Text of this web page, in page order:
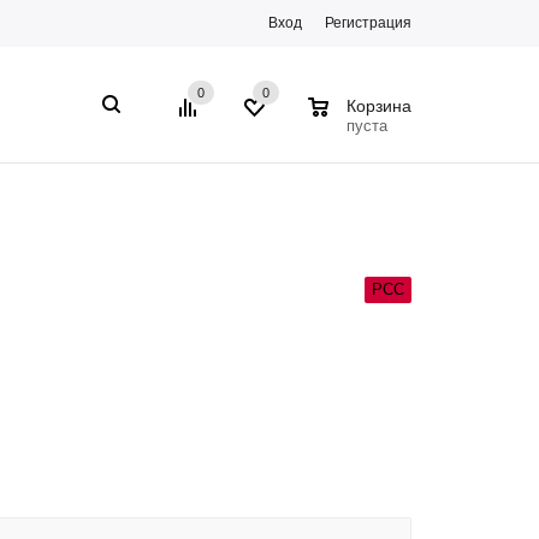
Вход Регистрация
0 0
Корзина
пуста
РСС